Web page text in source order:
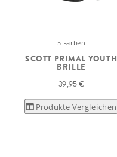
5 Farben
SCOTT PRIMAL YOUTH
BRILLE
39,95 €
Produkte Vergleichen